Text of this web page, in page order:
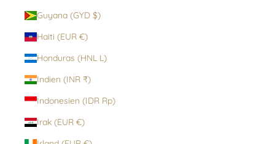
Guyana (GYD $)
Haiti (EUR €)
Honduras (HNL L)
Indien (INR ₹)
Indonesien (IDR Rp)
Irak (EUR €)